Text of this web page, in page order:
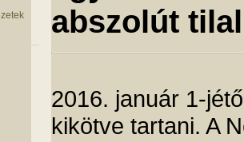
abszolút
2016. január 1-
kikötve tartani. A